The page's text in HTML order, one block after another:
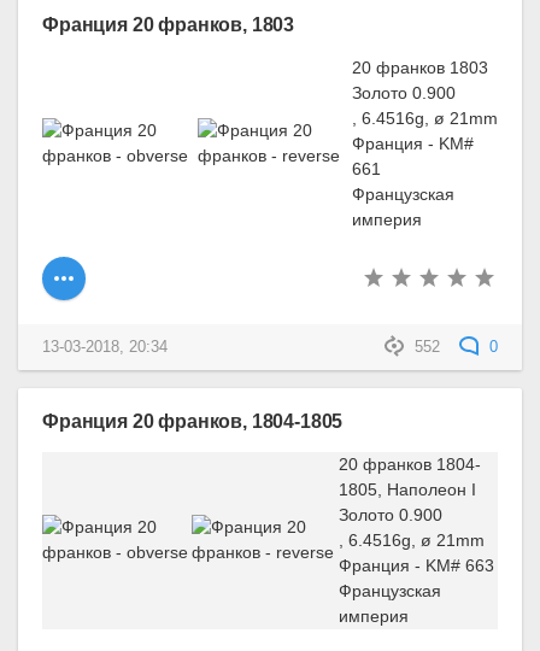
Франция 20 франков, 1803
20 франков 1803
Золото 0.900
, 6.4516g, ø 21mm
Франция - KM#
661
Французская
империя
552 0
13-03-2018, 20:34
Франция 20 франков, 1804-1805
20 франков 1804-
1805, Наполеон I
Золото 0.900
, 6.4516g, ø 21mm
Франция - KM# 663
Французская
империя